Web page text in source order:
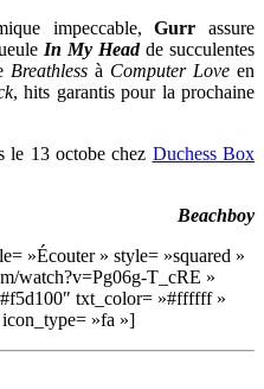
impeccable,Gurr
assure
In My Headde succulentes
Breathless à Computer Love en
, hits garantis pour la prochaine
le 13 octobe chez Duchess Box
Beachboy
»Écouter » style= »squared »
watch?v=Pg06g-T_cRE »
txt_color= »#ffffff »
»fa »]